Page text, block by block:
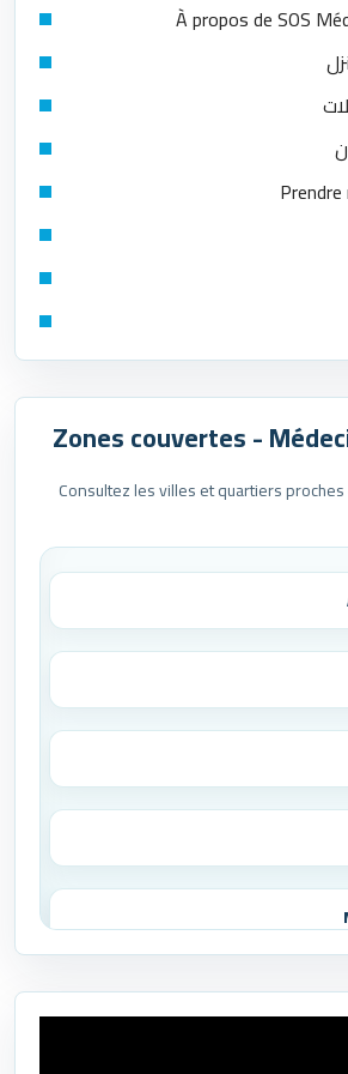
À propos de SOS
Zones couvertes -
Consultez les villes et quartiers